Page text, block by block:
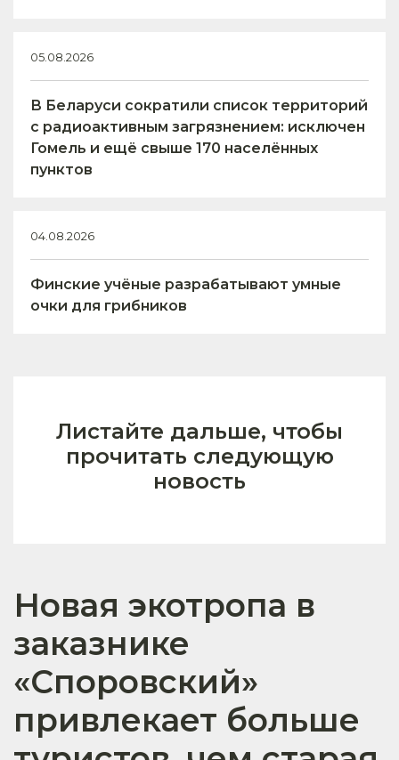
05.08.2026
В Беларуси сократили список территорий
с радиоактивным загрязнением: исключен
Гомель и ещё свыше 170 населённых
пунктов
04.08.2026
Финские учёные разрабатывают умные
очки для грибников
Листайте дальше, чтобы
прочитать следующую
новость
Новая экотропа в
заказнике
«Споровский»
привлекает больше